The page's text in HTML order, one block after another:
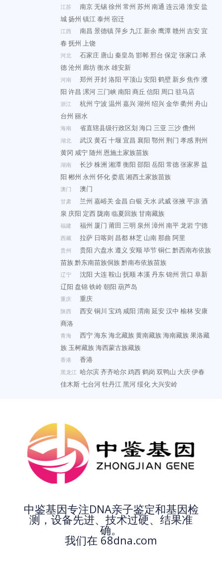
江苏 南京无锡徐州 常州 苏州 南通 连云港淮安盐
城扬州 镇江泰州 宿迁
江西 南昌 景德镇萍乡 九江 新余鹰潭赣州 吉安宜
春 抚州 上饶
河北 石家庄 唐山 秦皇岛 邯郸邢台 保定 张家口 承
德沧州 廊坊衡水雄安新
河南 郑州 开封洛阳 平顶山 安阳 鹤壁 新乡焦作濮
阳 许昌 漯河三门峡南阳 商丘 信阳 周口 驻马店
浙江 杭州 宁波 温州 嘉兴湖州 绍兴金华衢州 舟山
台州 丽水
海南 省直辖县级行政区划 海口 三亚 三沙儋州
湖北 武汉 黄石十堰 宜昌 襄阳 鄂州 荆门 孝感荆州
黄冈 咸宁随州 恩施土家族苗族
湖南 长沙株洲 湘潭衡阳 邵阳 岳阳 常德张家界 益
阳 郴州 永州 怀化娄底湘西土家族苗族
澳门 澳门
甘肃 兰州 嘉峪关 金昌 白银 天水武威张掖平凉酒
泉 庆阳 定西陇南临夏回族甘南藏族
福建 福州 厦门 莆田 三明 泉州 漳州 南平龙岩宁德
西藏 拉萨 日喀则 昌都林芝 山南那曲 阿里
贵州 贵阳 六盘水遵义 安顺毕节铜仁黔西南布依族
苗族黔东南苗族侗族黔南布依族苗族
辽宁 沈阳 大连鞍山 抚顺本溪丹东锦州 营口 阜新
辽阳 盘锦铁岭朝阳 葫芦岛
重庆 重庆
陕西 西安铜川 宝鸡 咸阳 渭南延安汉中 榆林安康
商洛
青海 西宁海东海北藏族黄南藏族海南藏族果洛藏
族 玉树藏族海西蒙古族藏族
香港 香港
黑龙江 哈尔滨齐齐哈尔鸡西鹤岗 双鸭山 大庆伊春
佳木斯七台河牡丹江黑河绥化 大兴安岭
中鉴基因专注DNA亲子鉴定和基因检
测，设备先进、技术过硬、结果准
确。
我们在 68dna.com